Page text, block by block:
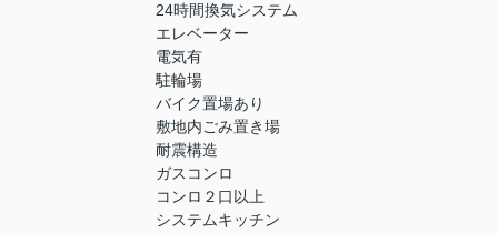
24時間換気システム
エレベーター
電気有
駐輪場
バイク置場あり
敷地内ごみ置き場
耐震構造
ガスコンロ
コンロ２口以上
システムキッチン